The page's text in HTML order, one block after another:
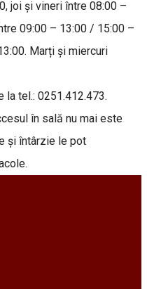
joi și vineri între 08:00 –
09:00 – 13:00 / 15:00 –
Marți și miercuri
tel.: 0251.412.473.
în sală nu mai este
și întârzie le pot